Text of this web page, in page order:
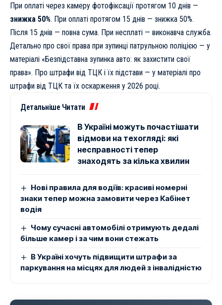
При оплаті через камеру фотофіксації протягом 10 днів —
знижка 50%. При оплаті протягом 15 днів — знижка 50%.
Після 15 днів — повна сума. При несплаті — виконавча служба.
Детально про свої права при зупинці патрульною поліцією — у
матеріалі «Безпідставна зупинка авто: як захистити свої
права». Про штрафи від ТЦК і їх підстави — у матеріалі про
штрафи від ТЦК та їх оскарження у 2026 році.
Детальніше Читати
В Україні можуть почастішати
відмови на техогляді: які
несправності тепер
знаходять за кілька хвилин
Нові правила для водіїв: красиві номерні
знаки тепер можна замовити через Кабінет
водія
Чому сучасні автомобілі отримують дедалі
більше камер і за чим вони стежать
В Україні хочуть підвищити штрафи за
паркування на місцях для людей з інвалідністю